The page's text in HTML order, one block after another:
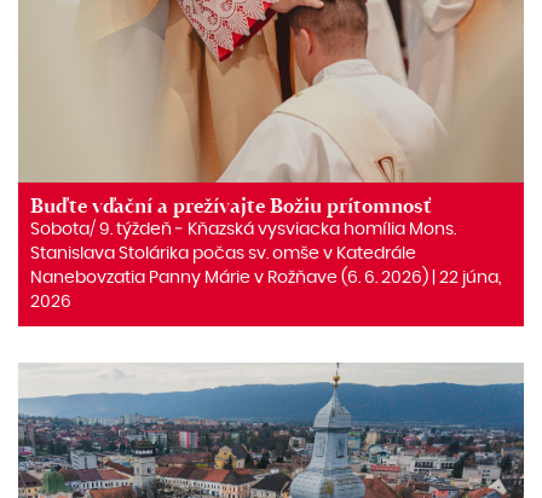
Buďte vďační a prežívajte Božiu prítomnosť
Sobota/ 9. týždeň ‒ Kňazská vysviacka homília Mons.
Stanislava Stolárika počas sv. omše v Katedrále
Nanebovzatia Panny Márie v Rožňave (6. 6. 2026) | 22 júna,
2026